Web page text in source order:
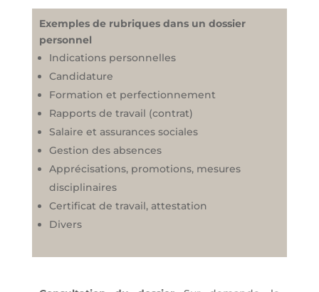
Exemples de rubriques dans un dossier
personnel
Indications personnelles
Candidature
Formation et perfectionnement
Rapports de travail (contrat)
Salaire et assurances sociales
Gestion des absences
Apprécisations, promotions, mesures
disciplinaires
Certificat de travail, attestation
Divers